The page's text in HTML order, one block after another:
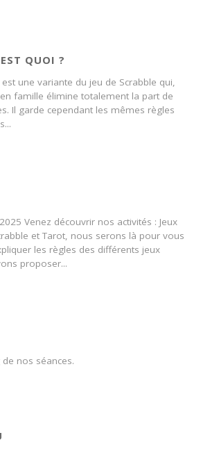
QUOI ?
une variante du jeu de Scrabble qui,
famille élimine totalement la part de
Il garde cependant les mêmes règles
Venez découvrir nos activités : Jeux
et Tarot, nous serons là pour vous
les règles des différents jeux
proposer...
nos séances.